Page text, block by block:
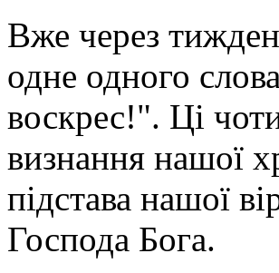
Вже через
одне одного
воскрес!". Ці
визнання нашої
підстава нашої
Господа Бога.